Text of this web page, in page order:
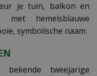
je tuin, balkon en
met hemelsblauwe
symbolische naam.
tweejarige